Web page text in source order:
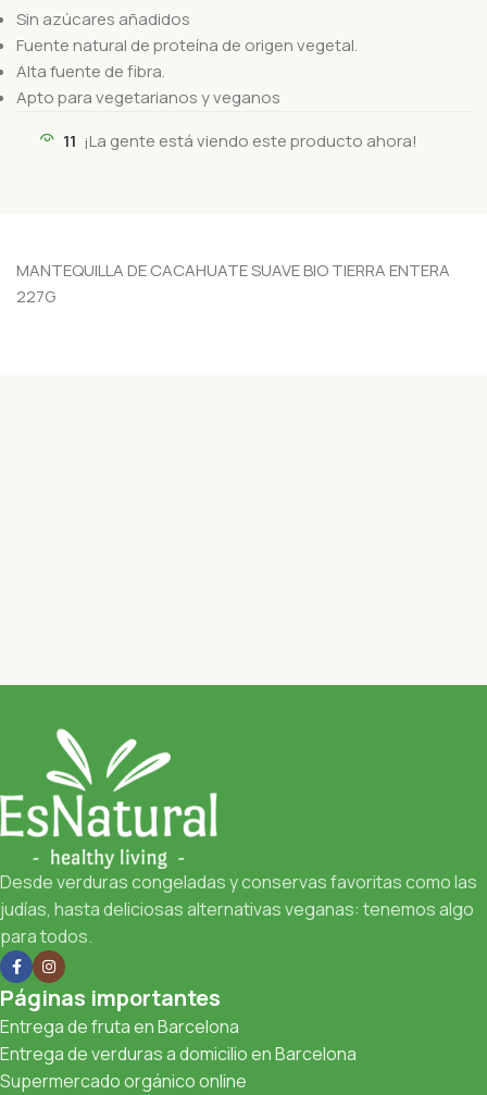
Sin azúcares añadidos
Fuente natural de proteína de origen vegetal.
Alta fuente de fibra.
Apto para vegetarianos y veganos
11 ¡La gente está viendo este producto ahora!
MANTEQUILLA DE CACAHUATE SUAVE BIO TIERRA ENTERA
227G
Desde verduras congeladas y conservas favoritas como las
judías, hasta deliciosas alternativas veganas: tenemos algo
para todos.
Páginas importantes
Entrega de fruta en Barcelona
Entrega de verduras a domicilio en Barcelona
Supermercado orgánico online